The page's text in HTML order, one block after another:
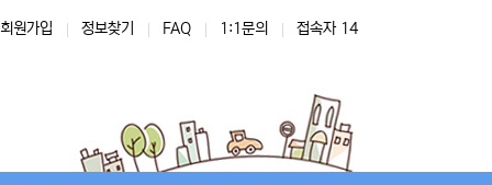
회원가입 정보찾기 FAQ 1:1문의 접속자 14